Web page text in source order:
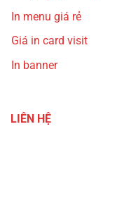
In menu giá rẻ
Giá in card visit
In banner
LIÊN HỆ